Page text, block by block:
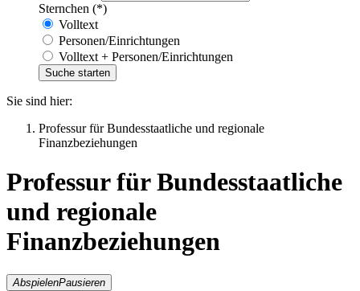
Sternchen (*)
Volltext
Personen/Einrichtungen
Volltext + Personen/Einrichtungen
Sie sind hier:
Professur für Bundesstaatliche und regionale
Finanzbeziehungen
Professur für Bundesstaatliche
und regionale
Finanzbeziehungen
AbspielenPausieren